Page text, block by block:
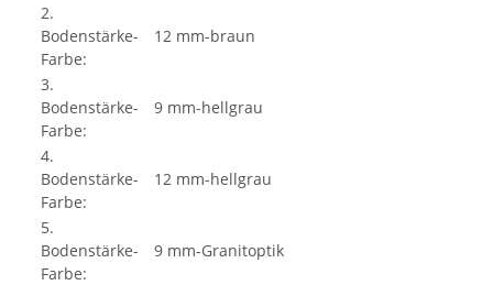
2.
Bodenstärke-
Farbe:
12 mm-braun
3.
Bodenstärke-
Farbe:
9 mm-hellgrau
4.
Bodenstärke-
Farbe:
12 mm-hellgrau
5.
Bodenstärke-
Farbe:
9 mm-Granitoptik